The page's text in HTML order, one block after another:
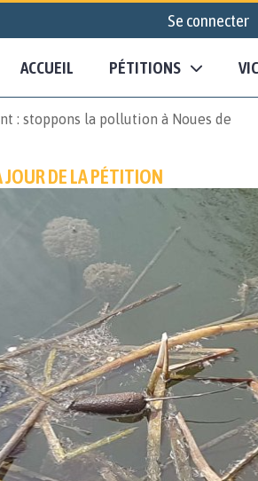
Se connecter
ACCUEIL PÉTITIONS
: stoppons la pollution à Noues de
JOUR DE LA PÉTITION